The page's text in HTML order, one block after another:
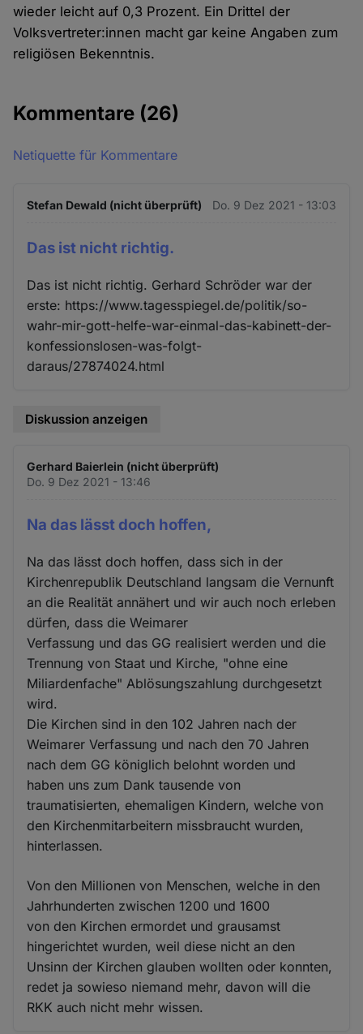
wieder leicht auf 0,3 Prozent. Ein Drittel der
Volksvertreter:innen macht gar keine Angaben zum
religiösen Bekenntnis.
Kommentare (26)
Netiquette für Kommentare
Stefan Dewald (nicht überprüft) Do. 9 Dez 2021 - 13:03
Das ist nicht richtig.
Das ist nicht richtig. Gerhard Schröder war der
erste: https://www.tagesspiegel.de/politik/so-
wahr-mir-gott-helfe-war-einmal-das-kabinett-der-
konfessionslosen-was-folgt-
daraus/27874024.html
Diskussion anzeigen
Gerhard Baierlein (nicht überprüft)
Do. 9 Dez 2021 - 13:46
Na das lässt doch hoffen,
Na das lässt doch hoffen, dass sich in der
Kirchenrepublik Deutschland langsam die Vernunft
an die Realität annähert und wir auch noch erleben
dürfen, dass die Weimarer
Verfassung und das GG realisiert werden und die
Trennung von Staat und Kirche, "ohne eine
Miliardenfache" Ablösungszahlung durchgesetzt
wird.
Die Kirchen sind in den 102 Jahren nach der
Weimarer Verfassung und nach den 70 Jahren
nach dem GG königlich belohnt worden und
haben uns zum Dank tausende von
traumatisierten, ehemaligen Kindern, welche von
den Kirchenmitarbeitern missbraucht wurden,
hinterlassen.
Von den Millionen von Menschen, welche in den
Jahrhunderten zwischen 1200 und 1600
von den Kirchen ermordet und grausamst
hingerichtet wurden, weil diese nicht an den
Unsinn der Kirchen glauben wollten oder konnten,
redet ja sowieso niemand mehr, davon will die
RKK auch nicht mehr wissen.